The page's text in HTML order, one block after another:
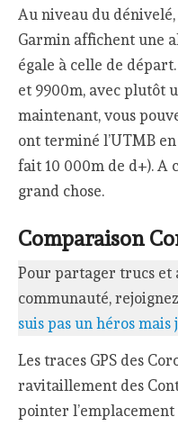
Au niveau du
Garmin affichent une
égale à celle de
et 9900m, avec plutôt
maintenant, vous
ont terminé l’UTMB
fait 10 000m de d+). A
grand chose.
Comparaison
Pour partager trucs et
communauté,
suis pas un héros mais
Les traces GPS des
ravitaillement des
pointer